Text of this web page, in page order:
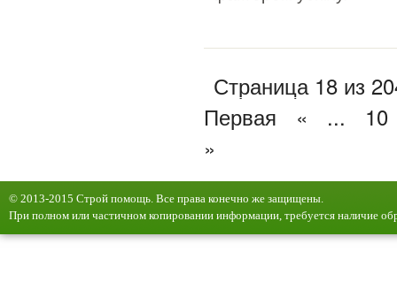
Страница 18 из
Первая
« ...
10
»
© 2013-2015 Строй помощь. Все права конечно же защищены.
При полном или частичном копировании информации, требуется наличие